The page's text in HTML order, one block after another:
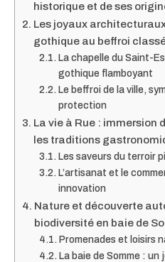
historique et de ses
Les joyaux
gothique au beffroi
La chapelle du Saint-
gothique flamboyant
Le beffroi de la ville,
protection
La vie à Rue : immersion
les traditions
Les saveurs du terroir
L’artisanat et le
innovation
Nature et découverte
biodiversité en baie de
Promenades et loisirs
La baie de Somme :